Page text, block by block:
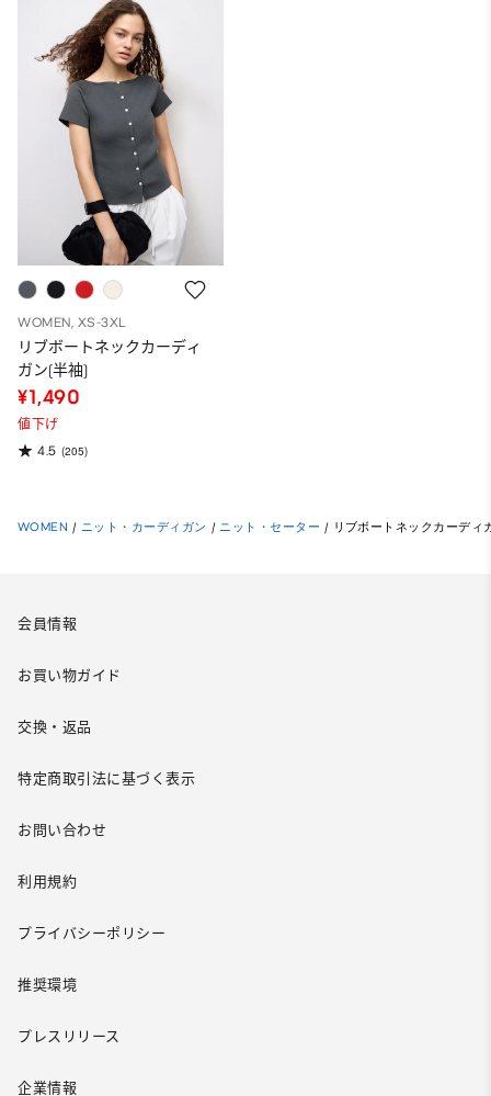
WOMEN, XS-3XL
リブボートネックカーディ
ガン(半袖)
¥1,490
値下げ
4.5 (205)
WOMEN / ニット・カーディガン / ニット・セーター / リブボートネックカーディ
会員情報
お買い物ガイド
交換・返品
特定商取引法に基づく表示
お問い合わせ
利用規約
プライバシーポリシー
推奨環境
プレスリリース
企業情報